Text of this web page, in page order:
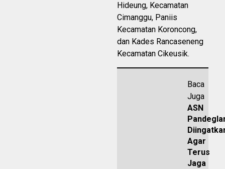
Hideung, Kecamatan
Cimanggu, Paniis
Kecamatan Koroncong,
dan Kades Rancaseneng
Kecamatan Cikeusik.
Baca
Juga
ASN
Agar
Terus
Jaga